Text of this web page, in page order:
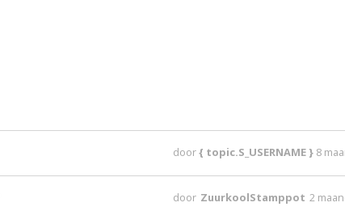
door{ topic.S_USERNAME } 8
door ZuurkoolStamppot 2